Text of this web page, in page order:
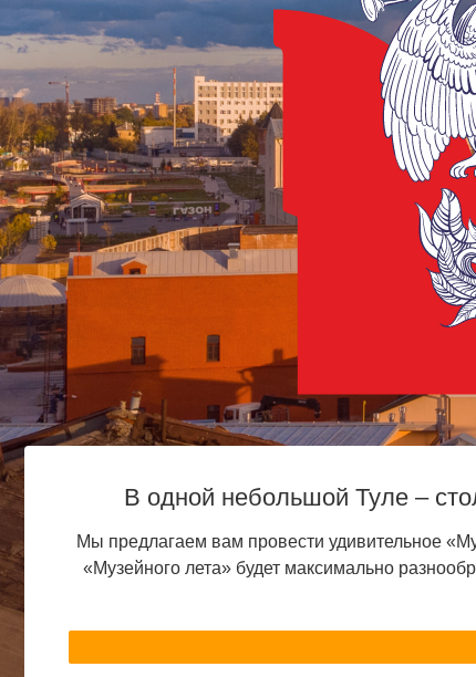
В одной небольшой Туле –
Мы предлагаем вам провести удивительное
«Музейного лета» будет максимально